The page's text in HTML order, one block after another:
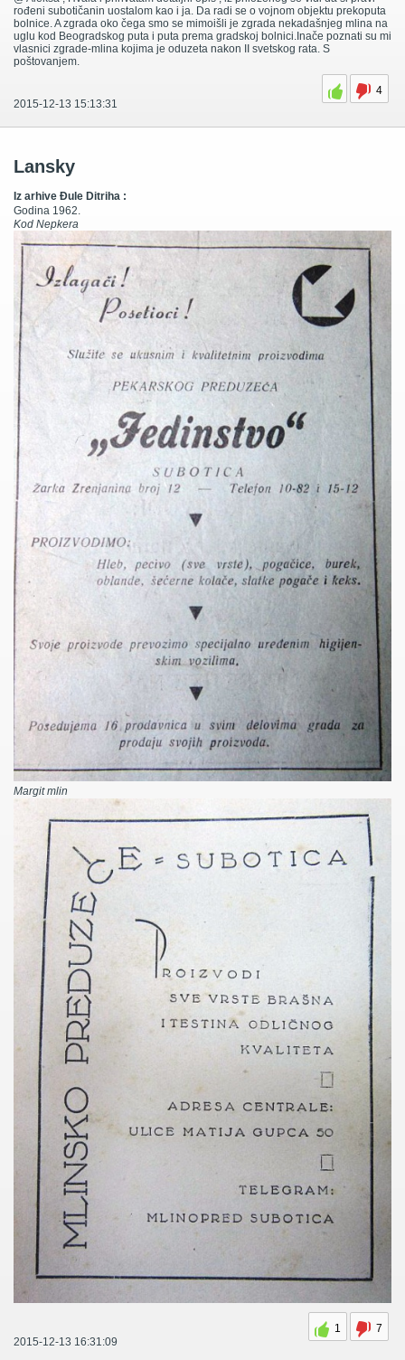
rođeni subotičanin uostalom kao i ja. Da radi se o vojnom objektu prekoputa
bolnice. A zgrada oko čega smo se mimoišli je zgrada nekadašnjeg mlina na
uglu kod Beogradskog puta i puta prema gradskoj bolnici.Inače poznati su mi
vlasnici zgrade-mlina kojima je oduzeta nakon II svetskog rata. S
poštovanjem.
4
2015-12-13 15:13:31
Lansky
Iz arhive Đule Ditriha :
Godina 1962.
Kod Nepkera
Margit mlin
1
7
2015-12-13 16:31:09